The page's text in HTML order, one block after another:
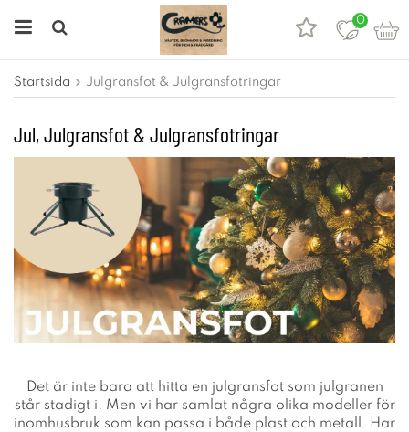
0
Startsida Julgransfot & Julgransfotringar
Jul, Julgransfot & Julgransfotringar
Det är inte bara att hitta en julgransfot som julgranen
står stadigt i. Men vi har samlat några olika modeller för
inomhusbruk som kan passa i både plast och metall. Har